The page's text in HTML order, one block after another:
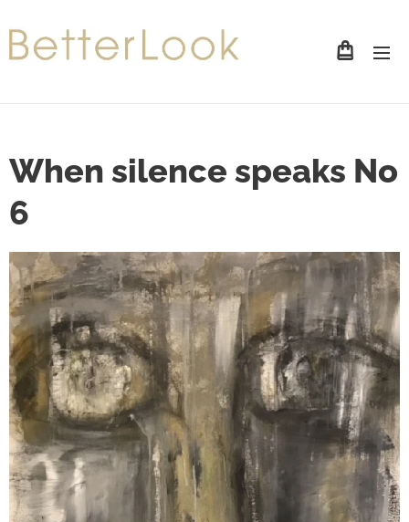
When silence speaks No
6